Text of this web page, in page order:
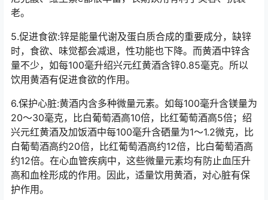
老。
5.促进食欲:锌是能量代谢及蛋白质合成的重要成分，缺锌
时，食欲、味觉都会减退，性功能也下降。而黄酒中锌含
量不少，如每100毫升绍兴元红黄酒含锌0.85毫克。所以
饮用黄酒有促进食欲的作用。
6.保护心脏:黄酒内含多种微量元素。如每100毫升含镁量为
20～30毫克，比白葡萄酒高10倍，比红葡萄酒高5倍；绍
兴元红黄酒及加饭酒中每100毫升含硒量为1～1.2微克，比
白葡萄酒高约20倍，比红葡萄酒高约12倍，比白葡萄酒高
约12倍。在心血管疾病中，这些微量元素均有防止血压升
高和血栓形成的作用。因此，适量饮用黄酒，对心脏有保
护作用。